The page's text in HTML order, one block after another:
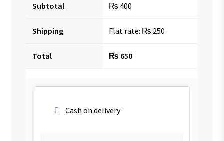
Subtotal ₨ 400
Shipping Flat rate: ₨ 250
Total ₨ 650
Cash on delivery